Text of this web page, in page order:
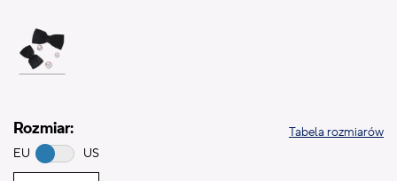
Rozmiar:
EU US
Tabela rozmiarów